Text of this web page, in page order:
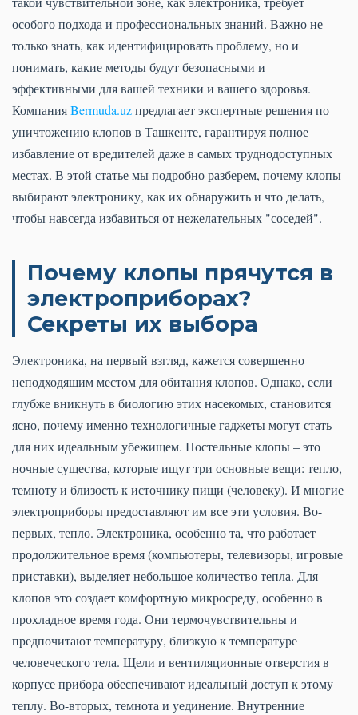
особого подхода и профессиональных знаний. Важно не
только знать, как идентифицировать проблему, но и
понимать, какие методы будут безопасными и
эффективными для вашей техники и вашего здоровья.
КомпанияBermuda.uzпредлагает экспертные решения по
уничтожению клопов в Ташкенте, гарантируя полное
избавление от вредителей даже в самых труднодоступных
местах. В этой статье мы подробно разберем, почему клопы
выбирают электронику, как их обнаружить и что делать,
чтобы навсегда избавиться от нежелательных "соседей".
Почему клопы прячутся в
электроприборах?
Секреты их выбора
Электроника, на первый взгляд, кажется совершенно
неподходящим местом для обитания клопов. Однако, если
глубже вникнуть в биологию этих насекомых, становится
ясно, почему именно технологичные гаджеты могут стать
для них идеальным убежищем. Постельные клопы – это
ночные существа, которые ищут три основные вещи: тепло,
темноту и близость к источнику пищи (человеку). И многие
электроприборы предоставляют им все эти условия. Во-
первых, тепло. Электроника, особенно та, что работает
продолжительное время (компьютеры, телевизоры, игровые
приставки), выделяет небольшое количество тепла. Для
клопов это создает комфортную микросреду, особенно в
прохладное время года. Они термочувствительны и
предпочитают температуру, близкую к температуре
человеческого тела. Щели и вентиляционные отверстия в
корпусе прибора обеспечивают идеальный доступ к этому
теплу. Во-вторых, темнота и уединение. Внутренние